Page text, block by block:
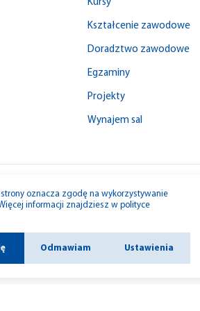
strony oznacza zgodę na wykorzystywanie
informacji znajdziesz w polityce
Odmawiam Ustawienia
Kursy
Kształcenie zawodowe
Doradztwo zawodowe
Egzaminy
Projekty
Wynajem sal
ZDZ